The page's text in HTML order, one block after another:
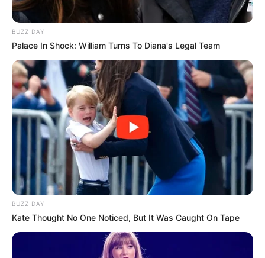
BUZZ DAY
Palace In Shock: William Turns To Diana's Legal Team
BUZZ DAY
Kate Thought No One Noticed, But It Was Caught On Tape